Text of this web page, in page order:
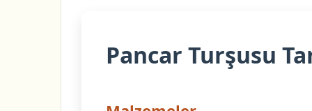
Pancar Turşusu